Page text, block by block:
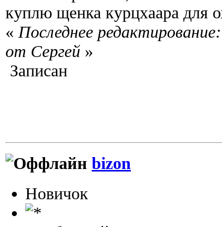
куплю щенка курцхаара для
« Последнее
от Сергей »
Записан
bizon
Новичок